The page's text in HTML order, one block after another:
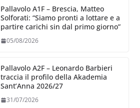
Pallavolo A1F – Brescia, Matteo
Solforati: “Siamo pronti a lottare e a
partire carichi sin dal primo giorno”
05/08/2026
Pallavolo A2F – Leonardo Barbieri
traccia il profilo della Akademia
Sant’Anna 2026/27
31/07/2026